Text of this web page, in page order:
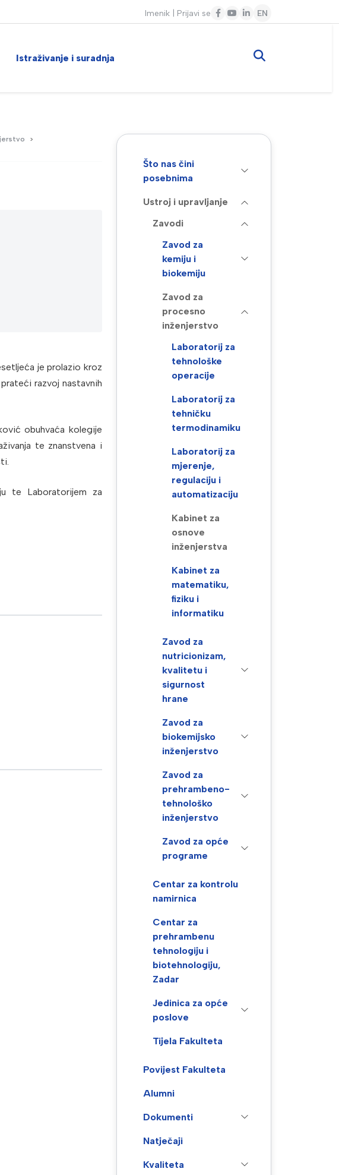
Imenik Prijavi se EN
Istraživanje i suradnja
je prolazio kroz
razvoj nastavnih
obuhvaća kolegije
te znanstvena i
te Laboratorijem za
Što nas čini
posebnima
Ustroj i upravljanje
Zavodi
Zavod za
kemiju i
biokemiju
Zavod za
procesno
inženjerstvo
Laboratorij za
tehnološke
operacije
Laboratorij za
tehničku
termodinamiku
Laboratorij za
mjerenje,
regulaciju i
automatizaciju
Kabinet za
osnove
inženjerstva
Kabinet za
matematiku,
fiziku i
informatiku
Zavod za
nutricionizam,
kvalitetu i
sigurnost
hrane
Zavod za
biokemijsko
inženjerstvo
Zavod za
prehrambeno-
tehnološko
inženjerstvo
Zavod za opće
programe
Centar za kontrolu
namirnica
Centar za
prehrambenu
tehnologiju i
biotehnologiju,
Zadar
Jedinica za opće
poslove
Tijela Fakulteta
Povijest Fakulteta
Alumni
Dokumenti
Natječaji
Kvaliteta